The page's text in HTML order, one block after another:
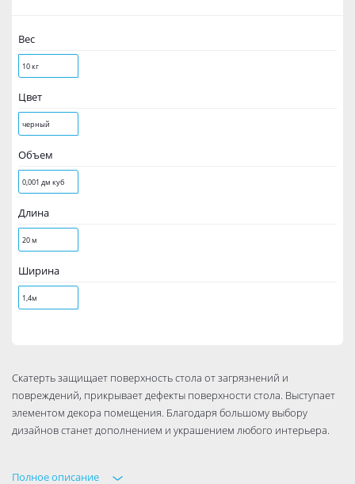
Вес
10 кг
Цвет
черный
Объем
0,001 дм куб
Длина
20 м
Ширина
1,4м
Скатерть защищает поверхность стола от загрязнений и
повреждений, прикрывает дефекты поверхности стола. Выступает
элементом декора помещения. Благодаря большому выбору
дизайнов станет дополнением и украшением любого интерьера.
Полное описание